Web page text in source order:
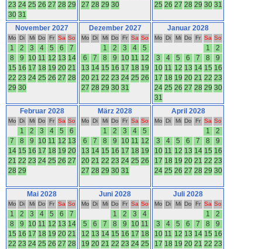
23 24 25 26 27 28 29
30 31
27 28 29 30
25 26 27 28 29 30 31
November 2027
Mo Di Mi Do Fr Sa So
1 2 3 4 5 6
7
8
9 10 11 12 13 14
15 16 17 18 19 20 21
22 23 24 25 26 27 28
29 30
Dezember 2027
Mo Di Mi Do Fr Sa So
1 2 3 4
5
6
7 8 9 10 11 12
13 14 15 16 17 18 19
20 21 22 23 24 25 26
27 28 29 30 31
Januar 2028
Mo Di Mi Do Fr Sa So
1
2
3
4 5 6 7 8
9
10 11 12 13 14 15 16
17 18 19 20 21 22 23
24 25 26 27 28 29 30
31
Februar 2028
Mo Di Mi Do Fr Sa So
1 2 3 4 5
6
7
8 9 10 11 12 13
14 15 16 17 18 19 20
21 22 23 24 25 26 27
28 29
März 2028
Mo Di Mi Do Fr Sa So
1 2 3 4
5
6
7 8 9 10 11 12
13 14 15 16 17 18 19
20 21 22 23 24 25 26
27 28 29 30 31
April 2028
Mo Di Mi Do Fr Sa So
1
2
3
4 5 6 7 8
9
10 11 12 13 14 15 16
17 18 19 20 21 22 23
24 25 26 27 28 29 30
Mai 2028
Mo Di Mi Do Fr Sa So
1 2 3 4 5 6
7
8
9 10 11 12 13 14
15 16 17 18 19 20 21
22 23 24 25 26 27 28
Juni 2028
Mo Di Mi Do Fr Sa So
1 2 3
4
5
6 7 8 9 10 11
12 13 14 15 16 17 18
19 20 21 22 23 24 25
Juli 2028
Mo Di Mi Do Fr Sa So
1
2
3
4 5 6 7 8
9
10 11 12 13 14 15 16
17 18 19 20 21 22 23